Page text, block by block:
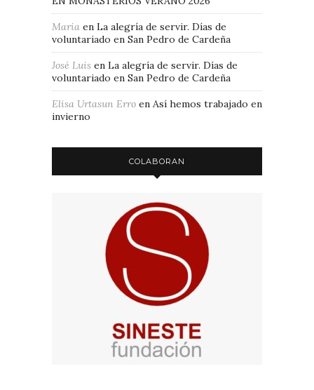
Maria en La alegría de servir. Días de
voluntariado en San Pedro de Cardeña
José Luis en La alegría de servir. Días de
voluntariado en San Pedro de Cardeña
Elisa Urtasun Erro en Así hemos trabajado en
invierno
COLABORAN